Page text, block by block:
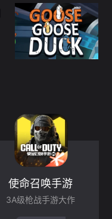
使命召唤手游
3A级枪战手游大作